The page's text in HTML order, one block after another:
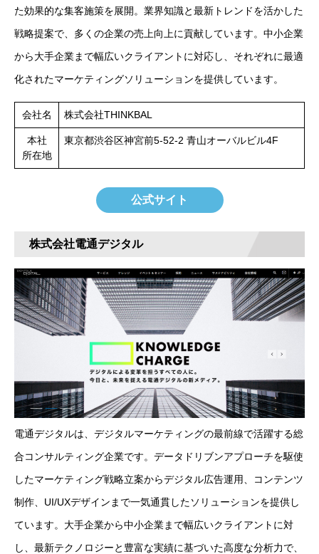
た効果的な集客施策を展開。業界知識と最新トレンドを活かした
戦略提案で、多くの企業の売上向上に貢献しています。中小企業
から大手企業まで幅広いクライアントに対応し、それぞれに最適
化されたマーケティングソリューションを提供しています。
会社名 株式会社THINKBAL
本社
所在地
東京都渋谷区神宮前5-52-2 青山オーバルビル4F
公式サイト
株式会社電通デジタル
電通デジタルは、デジタルマーケティングの最前線で活躍する総
合コンサルティング企業です。データドリブンアプローチを駆使
したマーケティング戦略立案からデジタル広告運用、コンテンツ
制作、UI/UXデザインまで一気通貫したソリューションを提供し
ています。大手企業から中小企業まで幅広いクライアントに対
し、最新テクノロジーと豊富な実績に基づいた高度な分析力で、